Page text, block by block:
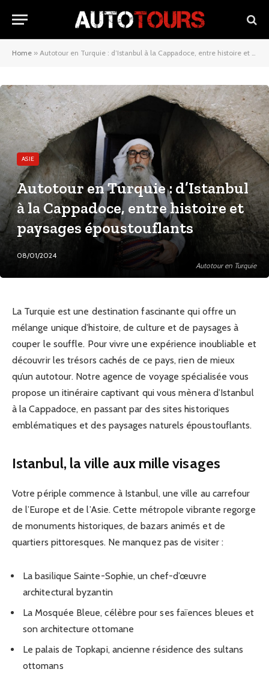
Home » Autotour en Turquie : d’Istanbul à la Cappadoce, entre histoire et paysages époustouflants
Autotour en Turquie
ASIE
Autotour en Turquie : d’Istanbul
à la Cappadoce, entre histoire et
paysages époustouflants
08/01/2024
La Turquie est une destination fascinante qui offre un
mélange unique d’histoire, de culture et de paysages à
couper le souffle. Pour vivre une expérience inoubliable et
découvrir les trésors cachés de ce pays, rien de mieux
qu’un autotour. Notre agence de voyage spécialisée vous
propose un itinéraire captivant qui vous mènera d’Istanbul
à la Cappadoce, en passant par des sites historiques
emblématiques et des paysages naturels époustouflants.
Istanbul, la ville aux mille visages
Votre périple commence à Istanbul, une ville au carrefour
de l’Europe et de l’Asie. Cette métropole vibrante regorge
de monuments historiques, de bazars animés et de
quartiers pittoresques. Ne manquez pas de visiter :
La basilique Sainte-Sophie, un chef-d’œuvre
architectural byzantin
La Mosquée Bleue, célèbre pour ses faïences bleues et
son architecture ottomane
Le palais de Topkapi, ancienne résidence des sultans
ottomans